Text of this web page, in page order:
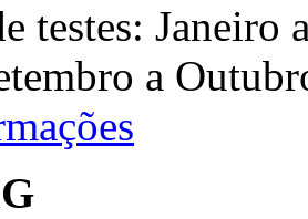
testes:
a